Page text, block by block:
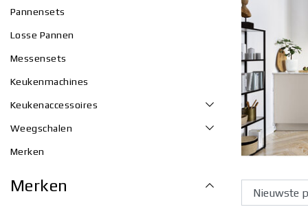
Pannensets
Losse Pannen
Messensets
Keukenmachines
Keukenaccessoires
Weegschalen
Merken
Merken